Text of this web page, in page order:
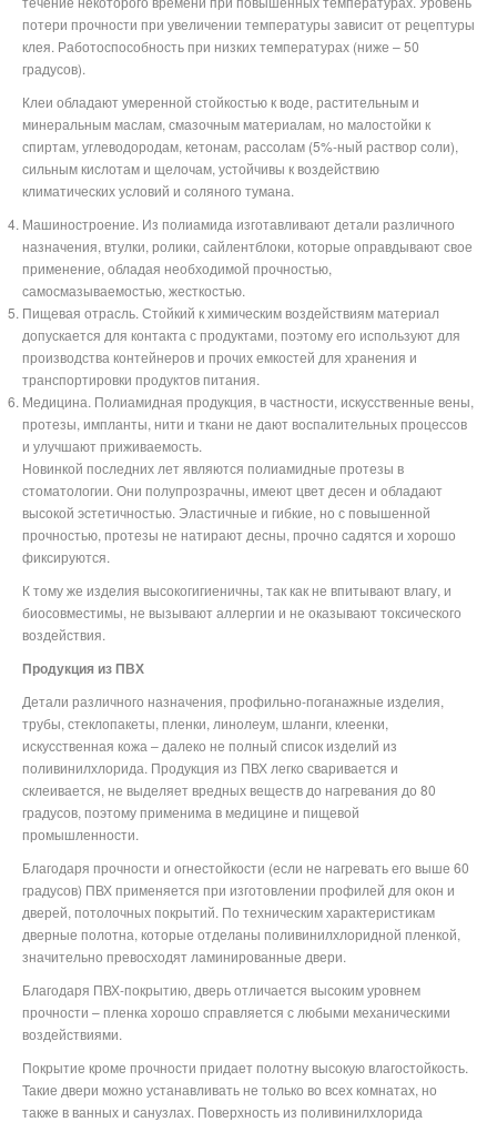
потери прочности при увеличении температуры зависит от рецептуры
клея. Работоспособность при низких температурах (ниже – 50
градусов).
Клеи обладают умеренной стойкостью к воде, растительным и
минеральным маслам, смазочным материалам, но малостойки к
спиртам, углеводородам, кетонам, рассолам (5%-ный раствор соли),
сильным кислотам и щелочам, устойчивы к воздействию
климатических условий и соляного тумана.
Машиностроение. Из полиамида изготавливают детали различного
назначения, втулки, ролики, сайлентблоки, которые оправдывают свое
применение, обладая необходимой прочностью,
самосмазываемостью, жесткостью.
Пищевая отрасль. Стойкий к химическим воздействиям материал
допускается для контакта с продуктами, поэтому его используют для
производства контейнеров и прочих емкостей для хранения и
транспортировки продуктов питания.
Медицина. Полиамидная продукция, в частности, искусственные вены,
протезы, импланты, нити и ткани не дают воспалительных процессов
и улучшают приживаемость.
Новинкой последних лет являются полиамидные протезы в
стоматологии. Они полупрозрачны, имеют цвет десен и обладают
высокой эстетичностью. Эластичные и гибкие, но с повышенной
прочностью, протезы не натирают десны, прочно садятся и хорошо
фиксируются.
К тому же изделия высокогигиеничны, так как не впитывают влагу, и
биосовместимы, не вызывают аллергии и не оказывают токсического
воздействия.
Продукция из ПВХ
Детали различного назначения, профильно-поганажные изделия,
трубы, стеклопакеты, пленки, линолеум, шланги, клеенки,
искусственная кожа – далеко не полный список изделий из
поливинилхлорида. Продукция из ПВХ легко сваривается и
склеивается, не выделяет вредных веществ до нагревания до 80
градусов, поэтому применима в медицине и пищевой
промышленности.
Благодаря прочности и огнестойкости (если не нагревать его выше 60
градусов) ПВХ применяется при изготовлении профилей для окон и
дверей, потолочных покрытий. По техническим характеристикам
дверные полотна, которые отделаны поливинилхлоридной пленкой,
значительно превосходят ламинированные двери.
Благодаря ПВХ-покрытию, дверь отличается высоким уровнем
прочности – пленка хорошо справляется с любыми механическими
воздействиями.
Покрытие кроме прочности придает полотну высокую влагостойкость.
Такие двери можно устанавливать не только во всех комнатах, но
также в ванных и санузлах. Поверхность из поливинилхлорида